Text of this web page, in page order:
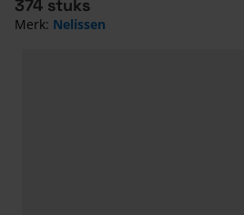
374 stuks
Merk: Nelissen